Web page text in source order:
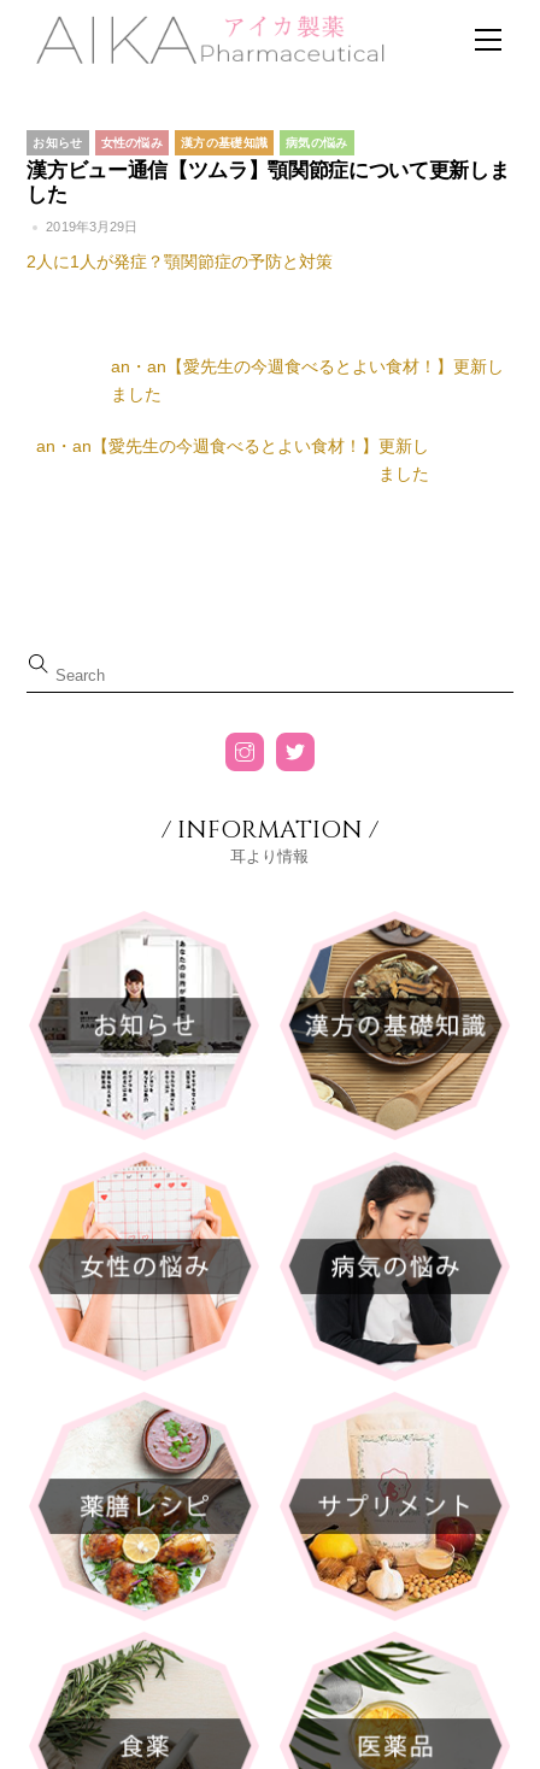
content
お知らせ 女性の悩み 漢方の基礎知識 病気の悩み
漢方ビュー通信【ツムラ】顎関節症について更新しま
した
2019年3月29日
2人に1人が発症？顎関節症の予防と対策
an・an【愛先生の今週食べるとよい食材！】更新し
ました
an・an【愛先生の今週食べるとよい食材！】更新し
ました
/ INFORMATION /
耳より情報